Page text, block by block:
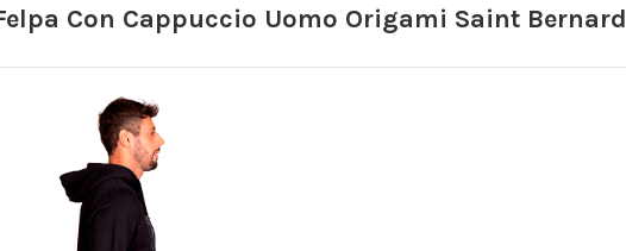
Con Cappuccio Uomo Origami Saint Bernard